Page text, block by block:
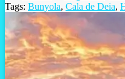
Tags: Bunyola, Cala de Deia,